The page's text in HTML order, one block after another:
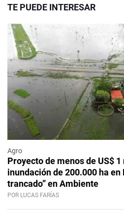
TE PUEDE INTERESAR
Agro
Proyecto de menos de US$
inundación de 200.000 ha en
trancado” en Ambiente
POR LUCAS FARÍAS